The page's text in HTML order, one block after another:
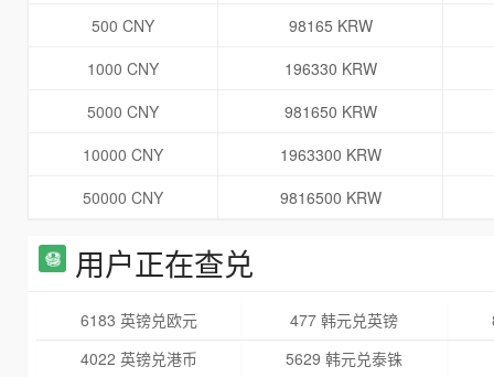
500 CNY
98165 KRW
1000 CNY
196330 KRW
5000 CNY
981650 KRW
10000 CNY
1963300 KRW
50000 CNY
9816500 KRW
用户正在查兑
6183 英镑兑欧元 477 韩元兑英镑
4022 英镑兑港币
5629 韩元兑泰铢